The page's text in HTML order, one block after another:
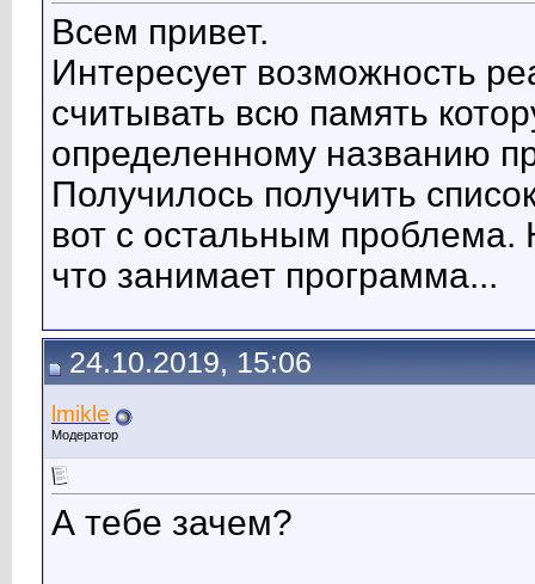
Всем привет.
Интересует возможность
считывать всю память
определенному названию
Получилось получить
вот с остальным проблема.
что занимает программа...
24.10.2019, 15:06
lmikle
Модератор
А тебе зачем?